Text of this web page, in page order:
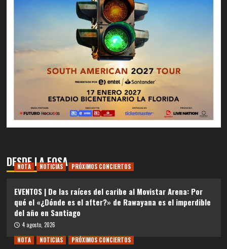
DESDE LA FOSA
NOTA NOTICIAS PRÓXIMOS CONCIERTOS
EVENTOS | De las raíces del caribe al Movistar Arena: Por
qué el «¿Dónde es el after?» de Rawayana es el imperdible
del año en Santiago
4 agosto, 2026
NOTA
NOTICIAS PRÓXIMOS CONCIERTOS